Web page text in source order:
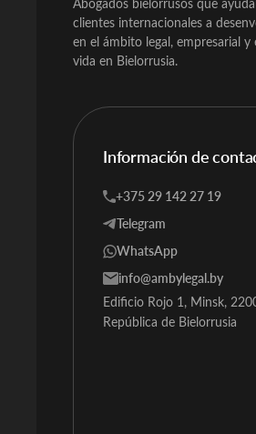
clientes internacionales a
en el ámbito legal, empresarial y
vida en Bielorrusia.
Información de
+375 29 142 27 19
Telegram
WhatsApp
info@ambylegal.by
Edificio Rojo 1, Minsk,
República de Bielorrusia